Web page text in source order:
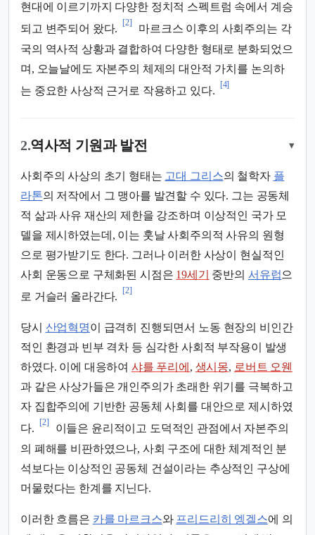
현대에 이르기까지 다양한 정치적 스펙트럼 속에서 계승
되고 변주되어 왔다.
[2]
마르크스 이후의 사회주의는 각
국의 역사적 상황과 결합하여 다양한 형태로 분화되었으
며, 오늘날에도 자본주의 체제의 대안적 가치를 논의하
는 중요한 사상적 근거로 작용하고 있다.
[4]
2.역사적 기원과 발전 ▾
사회주의 사상의 초기 형태는 고대 그리스의 철학자 플
라톤의 저작에서 그 맹아를 발견할 수 있다. 그는 공동체
적 삶과 사유 재산의 제한을 강조하며 이상적인 국가 모
델을 제시하였는데, 이는 훗날 사회주의적 사유의 원형
으로 평가받기도 한다. 그러나 이러한 사상이 현실적인
사회 운동으로 구체화된 시점은 19세기 중반의 서유럽으
로 거슬러 올라간다.
[2]
당시 산업혁명이 급격히 진행되면서 노동 현장의 비인간
적인 환경과 빈부 격차 등 심각한 사회적 부작용이 발생
하였다. 이에 대응하여 샤를 푸리에 , 생시몽, 로버트 오웬
과 같은 사상가들은 개인주의가 초래한 위기를 극복하고
자 집합주의에 기반한 공동체 사회를 대안으로 제시하였
다.
[2]
이들은 윤리적이고 도덕적인 관점에서 자본주의
의 폐해를 비판하였으나, 사회 구조에 대한 체계적인 분
석보다는 이상적인 공동체 건설이라는 추상적인 구상에
머물렀다는 한계를 지닌다.
이러한 흐름은 카를 마르크스와 프리드리히 엥겔스에 의